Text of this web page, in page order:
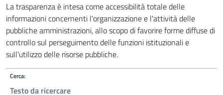
La trasparenza è intesa come accessibilità totale delle
informazioni concernenti l'organizzazione e l'attività delle
pubbliche amministrazioni, allo scopo di favorire forme diffuse di
controllo sul perseguimento delle funzioni istituzionali e
sull'utilizzo delle risorse pubbliche.
Cerca: